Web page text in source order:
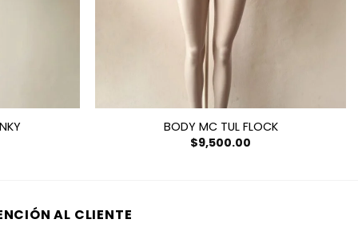
BODY MC TUL FLOCK
$9,500.00
AL CLIENTE